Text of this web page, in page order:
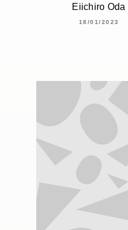
Eiichiro Oda
18/01/2023